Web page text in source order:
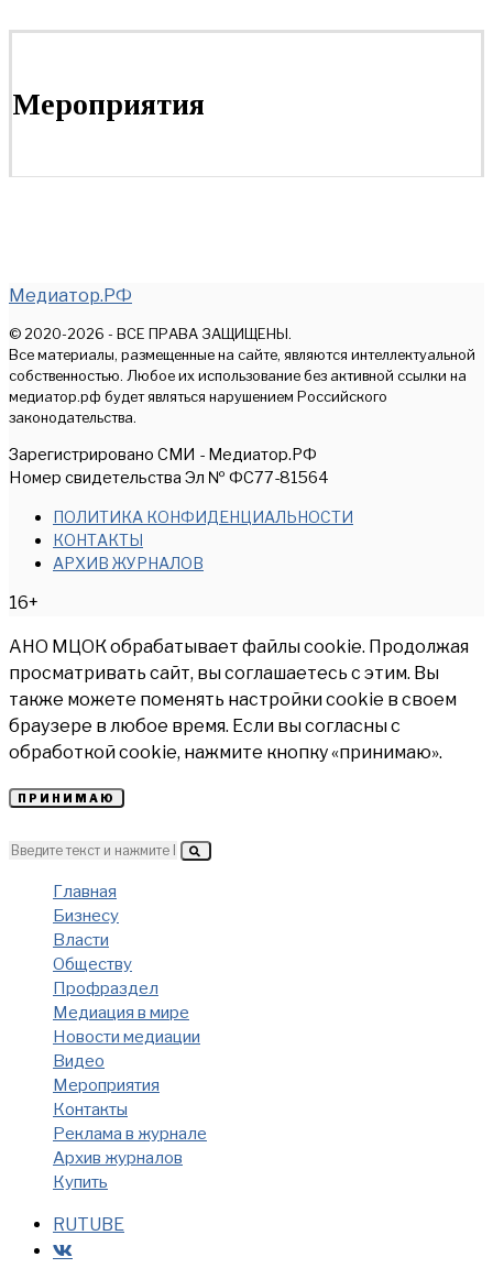
Мероприятия
Медиатор.РФ
© 2020-2026 - ВСЕ ПРАВА ЗАЩИЩЕНЫ.
Все материалы, размещенные на сайте, являются интеллектуальной
собственностью. Любое их использование без активной ссылки на
медиатор.рф будет являться нарушением Российского
законодательства.
Зарегистрировано СМИ - Медиатор.РФ
Номер свидетельства Эл № ФС77-81564
ПОЛИТИКА КОНФИДЕНЦИАЛЬНОСТИ
КОНТАКТЫ
АРХИВ ЖУРНАЛОВ
16+
АНО МЦОК обрабатывает файлы cookie. Продолжая
просматривать сайт, вы соглашаетесь с этим. Вы
также можете поменять настройки cookie в своем
браузере в любое время. Если вы согласны с
обработкой cookie, нажмите кнопку «принимаю».
ПРИНИМАЮ
Главная
Бизнесу
Власти
Обществу
Профраздел
Медиация в мире
Новости медиации
Видео
Мероприятия
Контакты
Реклама в журнале
Архив журналов
Купить
RUTUBE